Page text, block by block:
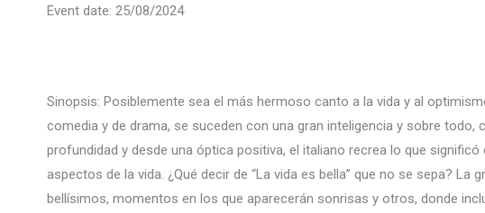
Event date: 25/08/2024
Sinopsis: Posiblemente sea el más hermoso canto a la vida y al
comedia y de drama, se suceden con una gran inteligencia y sobre
profundidad y desde una óptica positiva, el italiano recrea lo que
aspectos de la vida. ¿Qué decir de “La vida es bella” que no se sepa?
bellísimos, momentos en los que aparecerán sonrisas y otros, donde